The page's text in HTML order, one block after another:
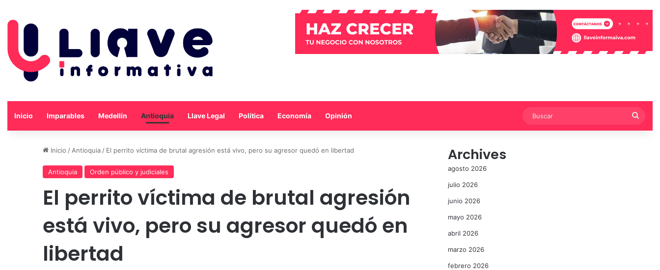
Inicio Imparables Medellín Antioquia Llave Legal Política Economía Opinión
Inicio / Antioquia / El perrito víctima de brutal agresión está vivo, pero su agresor quedó en libertad
Antioquia Orden público y judiciales
El perrito víctima de brutal agresión
está vivo, pero su agresor quedó en
libertad
Archives
agosto 2026
julio 2026
junio 2026
mayo 2026
abril 2026
marzo 2026
febrero 2026